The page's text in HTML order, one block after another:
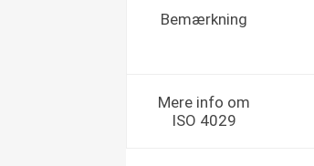
Bemærkning
Mere info om
ISO 4029